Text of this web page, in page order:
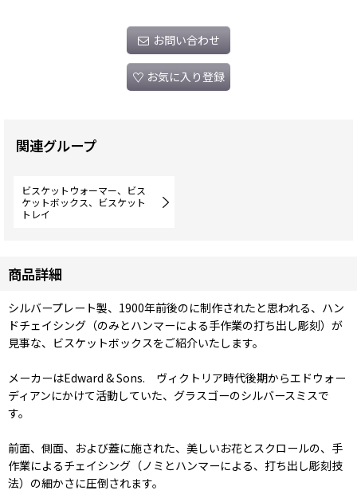
お問い合わせ
お気に入り登録
関連グループ
ビスケットウォーマー、ビス
ケットボックス、ビスケット
トレイ
商品詳細
シルバープレート製、1900年前後のに制作されたと思われる、ハン
ドチェイシング（のみとハンマーによる手作業の打ち出し彫刻）が
見事な、ビスケットボックスをご紹介いたします。
メーカーはEdward & Sons. ヴィクトリア時代後期からエドウォー
ディアンにかけて活動していた、グラスゴーのシルバースミスで
す。
前面、側面、および蓋に施された、美しいお花とスクロールの、手
作業によるチェイシング（ノミとハンマーによる、打ち出し彫刻技
法）の細かさに圧倒されます。